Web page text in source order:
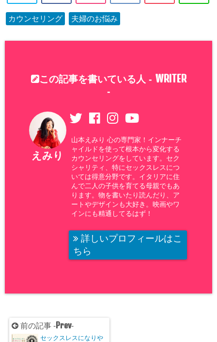
カウンセリング 夫婦のお悩み
この記事を書いている人 - WRITER
-
えみり
山本えみり 心の専門家！インナーチ
ャイルドを使って根本から変化する
カウンセリングをしています。セク
シャリティ、特にセックスレスにつ
いては得意分野です。イタリアに住
んで二人の子供を育てる母親でもあ
ります。物を書いたり読んだり、ア
ートやデザインも大好き。映画やワ
インにも精通してるはず！
詳しいプロフィールはこ
ちら
前の記事 -Prev-
セックスレスになりや